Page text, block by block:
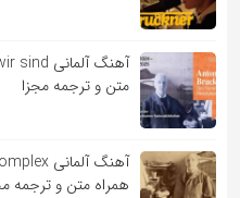
متن و ترجمه مجزا
همراه متن و ترجمه